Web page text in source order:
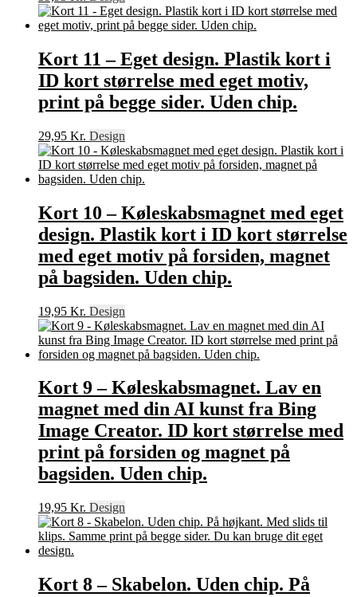
Kort 11 – Eget design. Plastik kort i
ID kort størrelse med eget motiv,
print på begge sider. Uden chip.
29,95 Kr. Design
Kort 10 – Køleskabsmagnet med eget
design. Plastik kort i ID kort størrelse
med eget motiv på forsiden, magnet
på bagsiden. Uden chip.
19,95 Kr. Design
Kort 9 – Køleskabsmagnet. Lav en
magnet med din AI kunst fra Bing
Image Creator. ID kort størrelse med
print på forsiden og magnet på
bagsiden. Uden chip.
19,95 Kr. Design
Kort 8 – Skabelon. Uden chip. På